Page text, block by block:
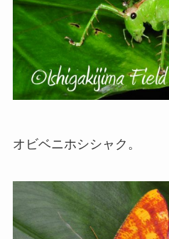
オビベニホシシャク。